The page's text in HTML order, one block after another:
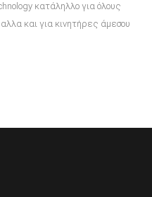
κατάληλλο για όλους
και για κινητήρες άμεσου